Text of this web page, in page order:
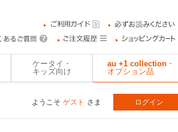
ケータイ・
キッズ向け
au +1 collection・
オプション品
ようこそ ゲスト さま ログイン